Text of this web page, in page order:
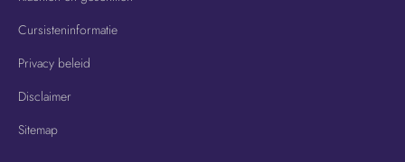
Cursisteninformatie
Privacy beleid
Disclaimer
Sitemap